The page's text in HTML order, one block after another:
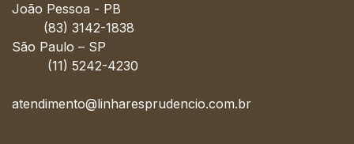
João Pessoa - PB
(83) 3142-1838
São Paulo – SP
(11) 5242-4230
atendimento@linharesprudencio.com.br